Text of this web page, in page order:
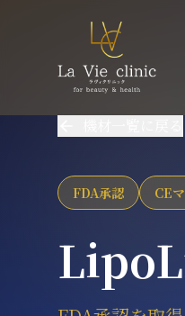
FDA承認 CE